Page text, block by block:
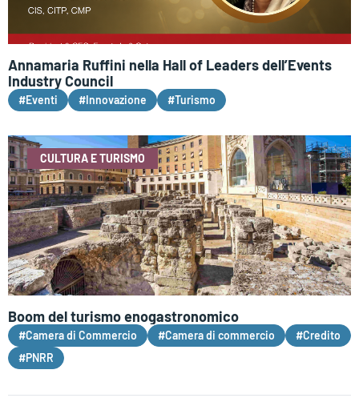
Annamaria Ruffini nella Hall of Leaders dell’Events
Industry Council
#Eventi #Innovazione #Turismo
CULTURA E TURISMO
Boom del turismo enogastronomico
#Camera di Commercio #Camera di commercio
#Credito
#PNRR